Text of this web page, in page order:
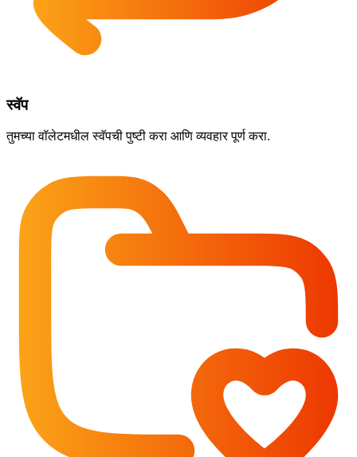
स्वॅप
तुमच्या वॉलेटमधील स्वॅपची पुष्टी करा आणि व्यवहार पूर्ण करा.